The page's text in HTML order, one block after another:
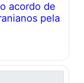
acordo de
pela